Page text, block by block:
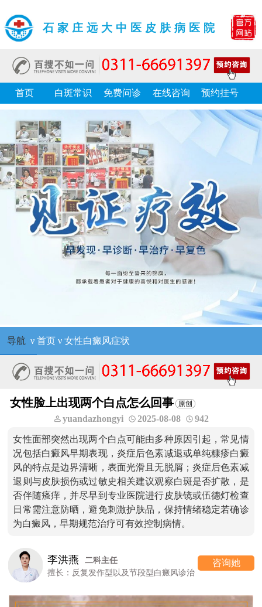
石家庄远大中医皮肤病医院
首页 白斑常识 免费问诊 在线咨询 预约挂号
导航 ν 首页ν 女性白癜风症状
女性脸上出现两个白点怎么回事
yuandazhongyi 2025-08-08 942
女性面部突然出现两个白点可能由多种原因引起，常见情
况包括白癜风早期表现，炎症后色素减退或单纯糠疹白癜
风的特点是边界清晰，表面光滑且无脱屑；炎症后色素减
退则与皮肤损伤或过敏史相关建议观察白斑是否扩散，是
否伴随瘙痒，并尽早到专业医院进行皮肤镜或伍德灯检查
日常需注意防晒，避免刺激护肤品，保持情绪稳定若确诊
为白癜风，早期规范治疗可有效控制病情。
燕
二科主任
：反复发作型以及节段型白癜风诊治